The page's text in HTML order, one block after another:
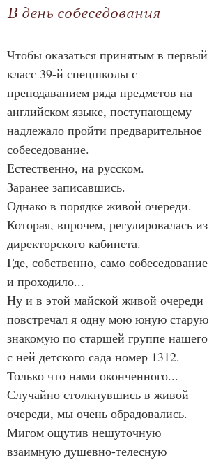
В день собеседования
Чтобы оказаться принятым в первый
класс 39-й спецшколы с
преподаванием ряда предметов на
английском языке, поступающему
надлежало пройти предварительное
собеседование.
Естественно, на русском.
Заранее записавшись.
Однако в порядке живой очереди.
Которая, впрочем, регулировалась из
директорского кабинета.
Где, собственно, само собеседование
и проходило...
Ну и в этой майской живой очереди
повстречал я одну мою юную старую
знакомую по старшей группе нашего
с ней детского сада номер 1312.
Только что нами оконченного...
Случайно столкнувшись в живой
очереди, мы очень обрадовались.
Мигом ощутив нешуточную
взаимную душевно-телесную